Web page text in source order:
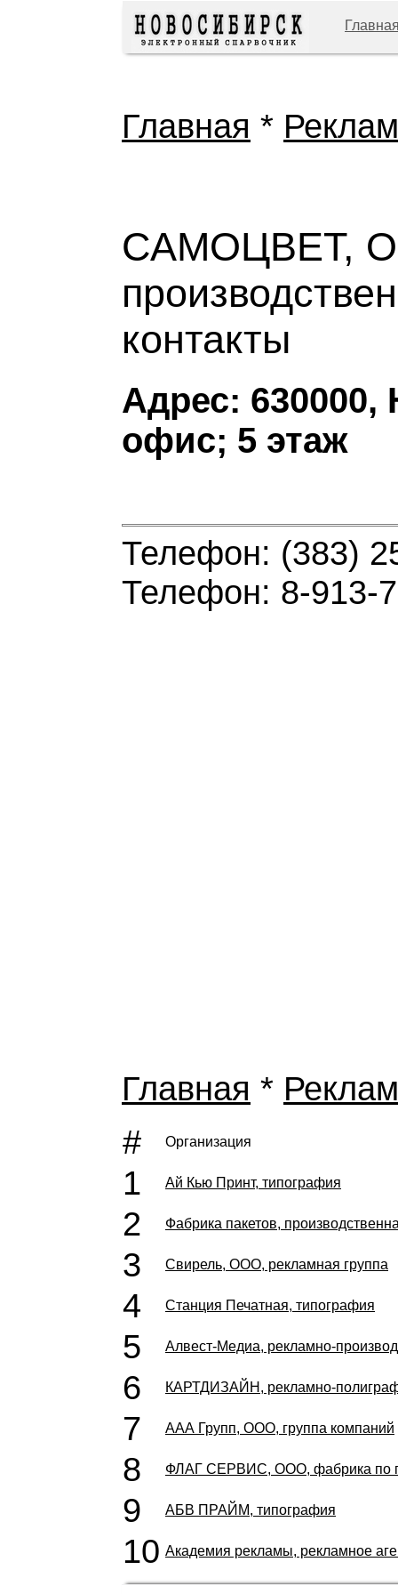
Главная *
САМОЦВЕТ,
контакты
Адрес: 630000,
офис; 5 этаж
Телефон: (383)
Телефон: 8-913-
Главная *
#
Организация
1 Ай Кью Принт, типография
2 Фабрика пакетов,
3 Свирель, ООО, рекламная группа
4 Станция Печатная, типография
5 Алвест-Медиа, рекламно-
6 КАРТДИЗАЙН, рекламно-
7 ААА Групп, ООО, группа компаний
8 ФЛАГ СЕРВИС, ООО, фабрика по
9 АБВ ПРАЙМ, типография
10 Академия рекламы, рекламное